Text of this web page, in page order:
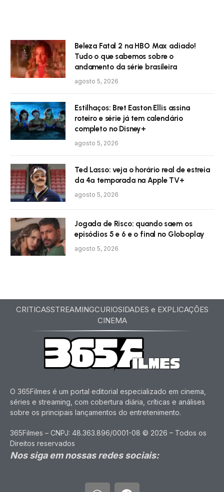
Beleza Fatal 2 na HBO Max adiado!
Tudo o que sabemos sobre o
andamento da série brasileira
agosto 5, 2026
Estilhaços: Bret Easton Ellis assina
roteiro e série já tem calendário
completo no Disney+
agosto 5, 2026
Ted Lasso: veja o horário real de estreia
da 4ª temporada na Apple TV+
agosto 5, 2026
Jogada de Risco: quando saem os
episódios 5 e 6 e o final no Globoplay
agosto 5, 2026
CRITICASSTREAMINGCURIOSIDADES e EXPLICAÇÕES
CINEMA
O 365Filmes é um portal editorial especializado em cinema,
séries e streaming, com cobertura diária, críticas e análises
sobre os principais lançamentos do entretenimento.
365Filmes – CNPJ: 48.363.896/0001-08 © 2026 – Todos os
Direitos reservados
Nos siga em nossas redes sociais: